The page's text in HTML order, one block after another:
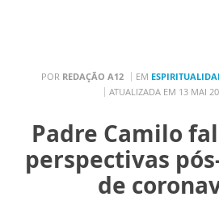
POR REDAÇÃO A12 EM
ATUALIZADA EM 13 MAI
Padre Camilo
perspectivas
de